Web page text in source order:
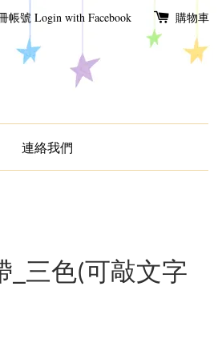
帳號 Login with Facebook 購物車
連絡我們
_三色(可敲文字